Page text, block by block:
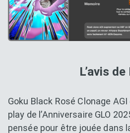
L’avis de
Goku Black Rosé Clonage
play de l’Anniversaire GLO
pensée pour être jouée dans